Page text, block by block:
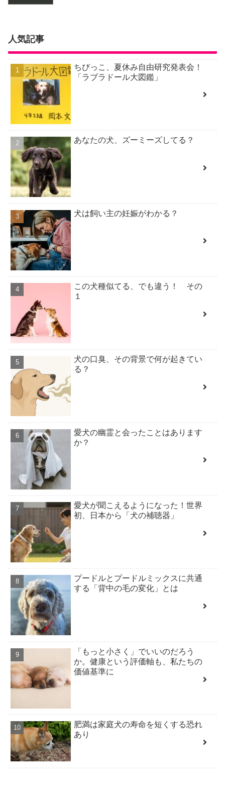
人気記事
ちびっこ、夏休み自由研究発表会！
「ラブラドール大図鑑」
あなたの犬、ズーミーズしてる？
犬は飼い主の妊娠がわかる？
この犬種似てる、でも違う！ その
１
犬の口臭、その背景で何が起きてい
る？
愛犬の幽霊と会ったことはあります
か？
愛犬が聞こえるようになった！世界
初、日本から「犬の補聴器」
プードルとプードルミックスに共通
する「背中の毛の変化」とは
「もっと小さく」でいいのだろう
か。健康という評価軸も、私たちの
価値基準に
肥満は家庭犬の寿命を短くする恐れ
あり